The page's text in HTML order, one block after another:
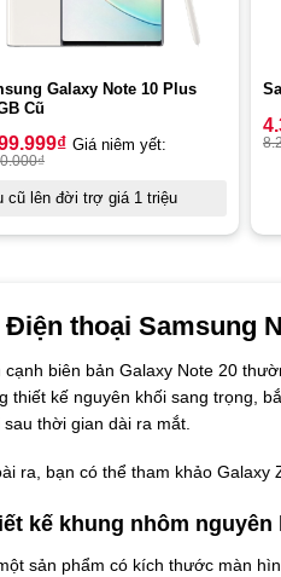
Galaxy Note 10 Plus
Cũ
₫ Giá niêm yết:
₫
cũ lên đời trợ giá 1 triệu
Điện thoại Samsung
cạnh biên bản Galaxy Note 20
thiết kế nguyên khối sang trọng,
thời gian dài ra mắt.
ra, bạn có thể tham khảo
kế khung nhôm
sản phẩm có kích thước màn